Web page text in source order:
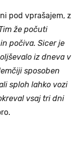
pod vprašajem, z
že počuti
počiva. Sicer je
iz dneva v
sposoben
sploh lahko vozi
vsaj tri dni